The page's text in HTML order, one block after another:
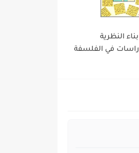
النظرية
في الفلسفة